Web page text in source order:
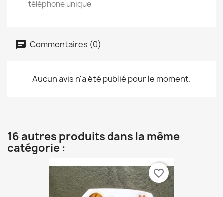
téléphone unique
Commentaires (0)
Aucun avis n'a été publié pour le moment.
16 autres produits dans la même
catégorie :
favorite_border